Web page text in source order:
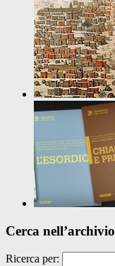
Cerca nell’archivio
Ricerca per: